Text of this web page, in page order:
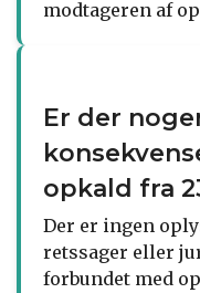
modtageren af
Er der
opkald fra
Der er ingen
retssager eller
forbundet med